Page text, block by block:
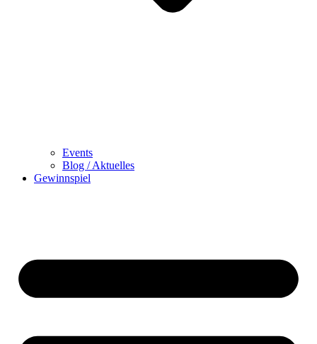
Events
Blog / Aktuelles
Gewinnspiel